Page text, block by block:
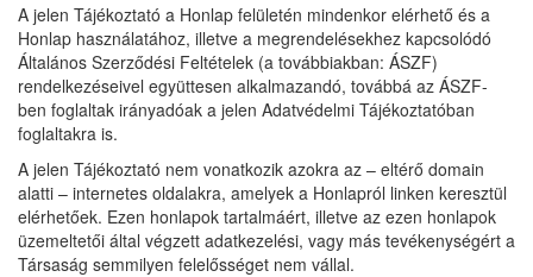
A jelen Tájékoztató a Honlap felületén mindenkor elérhető és a
Honlap használatához, illetve a megrendelésekhez kapcsolódó
Általános Szerződési Feltételek (a továbbiakban: ÁSZF)
rendelkezéseivel együttesen alkalmazandó, továbbá az ÁSZF-
ben foglaltak irányadóak a jelen Adatvédelmi Tájékoztatóban
foglaltakra is.
A jelen Tájékoztató nem vonatkozik azokra az – eltérő domain
alatti – internetes oldalakra, amelyek a Honlapról linken keresztül
elérhetőek. Ezen honlapok tartalmáért, illetve az ezen honlapok
üzemeltetői által végzett adatkezelési, vagy más tevékenységért a
Társaság semmilyen felelősséget nem vállal.